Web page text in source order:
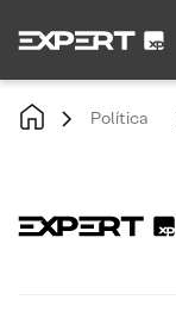
Política